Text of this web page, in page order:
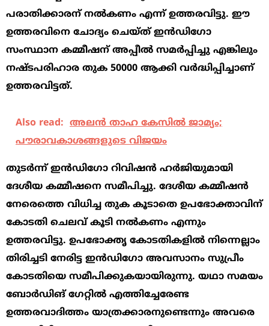
പരാതിക്കാരന് നൽകണം എന്ന് ഉത്തരവിട്ടു. ഈ
ഉത്തരവിനെ ചോദ്യം ചെയ്ത് ഇൻഡിഗോ
സംസ്ഥാന കമ്മീഷന് അപ്പീൽ സമർപ്പിച്ചു എങ്കിലും
നഷ്ടപരിഹാര തുക 50000 ആക്കി വർദ്ധിപ്പിച്ചാണ്
ഉത്തരവിട്ടത്.
Also read: അലന്‍ താഹ കേസിൽ ജാമ്യം;
പൗരാവകാശങ്ങളുടെ വിജയം
തുടർന്ന് ഇൻഡിഗോ റിവിഷൻ ഹർജിയുമായി
ദേശീയ കമ്മീഷനെ സമീപിച്ചു. ദേശീയ കമ്മീഷൻ
നേരെത്തെ വിധിച്ച തുക കൂടാതെ ഉപഭോക്താവിന്
കോടതി ചെലവ് കൂടി നൽകണം എന്നും
ഉത്തരവിട്ടു. ഉപഭോക്തൃ കോടതികളിൽ നിന്നെല്ലാം
തിരിച്ചടി നേരിട്ട ഇൻഡിഗോ അവസാനം സുപ്രീം
കോടതിയെ സമീപിക്കുകയായിരുന്നു. യഥാ സമയം
ബോർഡിങ് ഗേറ്റിൽ എത്തിച്ചേരേണ്ട
ഉത്തരവാദിത്തം യാത്രക്കാരനുണ്ടെന്നും അവരെ